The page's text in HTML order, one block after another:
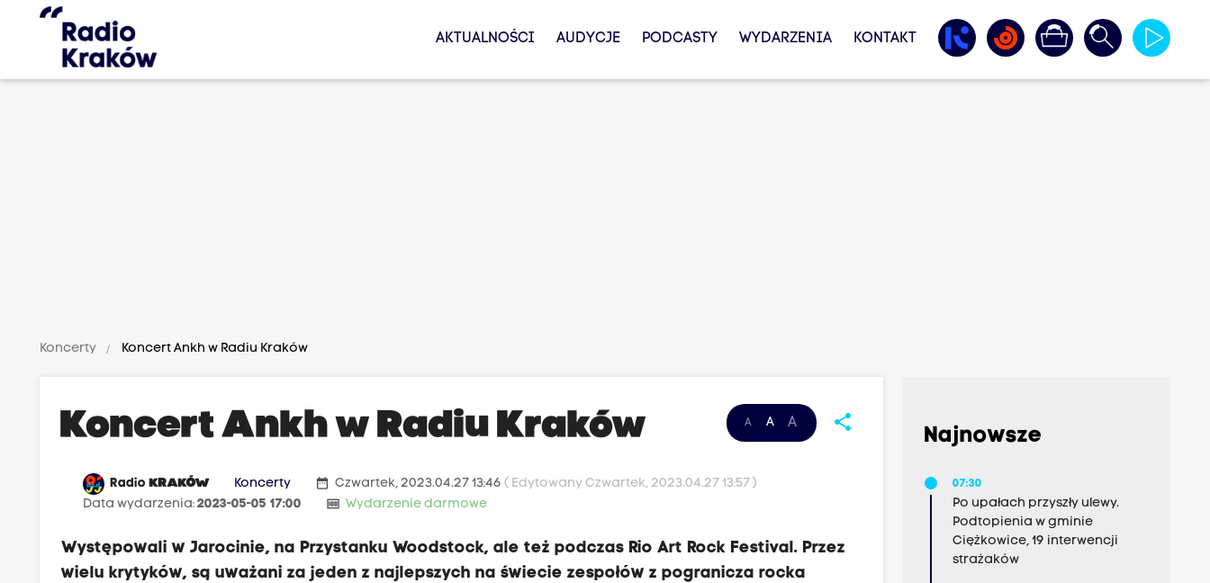
AKTUALNOŚCI AUDYCJE PODCASTY WYDARZENIA KONTAKT
Koncerty Koncert Ankh w Radiu Kraków
A A A share
Koncert Ankh w Radiu Kraków
RadioKRAKÓW Koncerty date_range Czwartek, 2023.04.27 13:46( Edytowany Czwartek, 2023.04.27 13:57 )
Data wydarzenia:2023-05-05 17:00 money Wydarzenie darmowe
Występowali w Jarocinie, na Przystanku Woodstock, ale też podczas Rio Art Rock Festival. Przez
wielu krytyków, są uważani za jeden z najlepszych na świecie zespołów z pogranicza rocka
Najnowsze
07:30
Po upałach przyszły ulewy.
Podtopienia w gminie
Ciężkowice, 19 interwencji
strażaków